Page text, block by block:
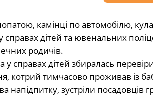
камінці по автомобілю,
дітей та ювенальних
родичів.
у справах дітей збиралась
котрий тимчасово проживав із
напідпитку, зустріли посадовців